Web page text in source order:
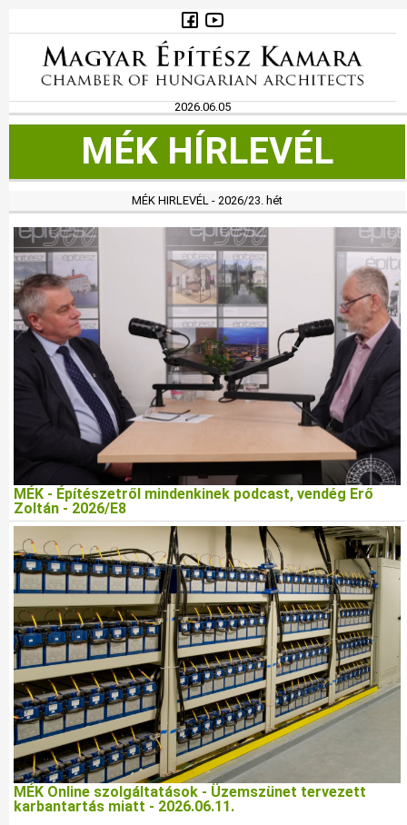
2026.06.05
MÉK HÍRLEVÉL
MÉK HIRLEVÉL - 2026/23. hét
MÉK - Építészetről mindenkinek podcast, vendég Erő
Zoltán - 2026/E8
MÉK Online szolgáltatások - Üzemszünet tervezett
karbantartás miatt - 2026.06.11.